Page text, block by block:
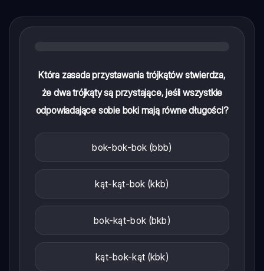
Która zasada przystawania trójkątów stwierdza,
że dwa trójkąty są przystające, jeśli wszystkie
odpowiadające sobie boki mają równe długości?
bok-bok-bok (bbb)
kąt-kąt-bok (kkb)
bok-kąt-bok (bkb)
kąt-bok-kąt (kbk)